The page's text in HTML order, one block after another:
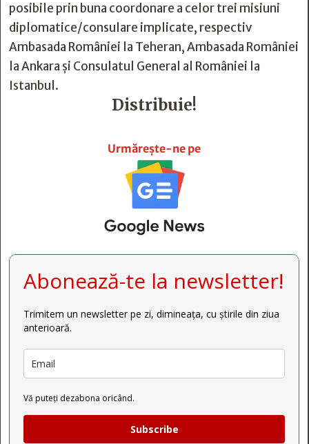
posibile prin buna coordonare a celor trei misiuni
diplomatice/consulare implicate, respectiv
Ambasada României la Teheran, Ambasada României
la Ankara şi Consulatul General al României la
Istanbul.
Distribuie!
Urmărește-ne pe
Abonează-te la newsletter!
Trimitem un newsletter pe zi, dimineața, cu știrile din ziua
anterioară.
Vă puteți dezabona oricând.
Subscribe